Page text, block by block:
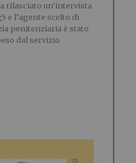
rilasciato un’intervista
e l’agente scelto di
penitenziaria è stato
dal servizio